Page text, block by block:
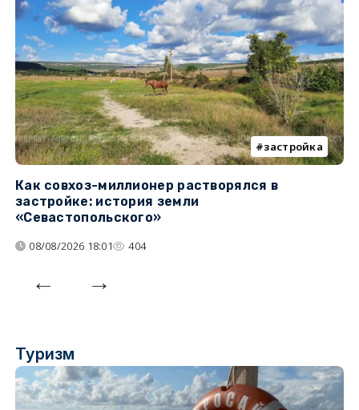
застройка
Как совхоз-миллионер растворялся в
застройке: история земли
«Севастопольского»
08/08/2026 18:01 404
Туризм